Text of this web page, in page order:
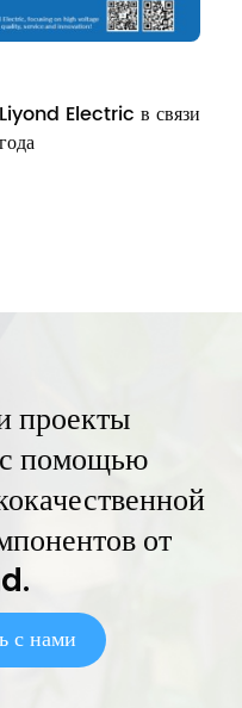
Electric в связи
проекты
помощью
от
с нами